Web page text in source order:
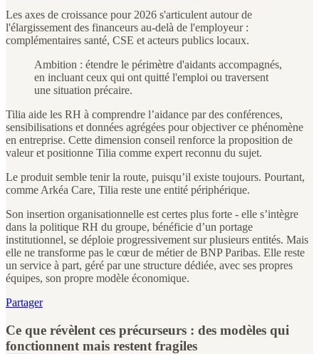
Les axes de croissance pour 2026 s'articulent autour de
l'élargissement des financeurs au-delà de l'employeur :
complémentaires santé, CSE et acteurs publics locaux.
Ambition : étendre le périmètre d'aidants accompagnés,
en incluant ceux qui ont quitté l'emploi ou traversent
une situation précaire.
Tilia aide les RH à comprendre l’aidance par des conférences,
sensibilisations et données agrégées pour objectiver ce phénomène
en entreprise. Cette dimension conseil renforce la proposition de
valeur et positionne Tilia comme expert reconnu du sujet.
Le produit semble tenir la route, puisqu’il existe toujours. Pourtant,
comme Arkéa Care, Tilia reste une entité périphérique.
Son insertion organisationnelle est certes plus forte - elle s’intègre
dans la politique RH du groupe, bénéficie d’un portage
institutionnel, se déploie progressivement sur plusieurs entités. Mais
elle ne transforme pas le cœur de métier de BNP Paribas. Elle reste
un service à part, géré par une structure dédiée, avec ses propres
équipes, son propre modèle économique.
Partager
Ce que révèlent ces précurseurs : des modèles qui
fonctionnent mais restent fragiles